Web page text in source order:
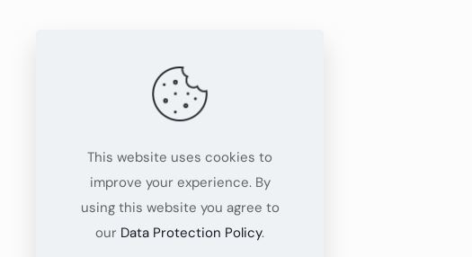
This website uses cookies to
improve your experience. By
using this website you agree to
our Data Protection Policy.